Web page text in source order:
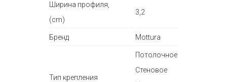
Ширина профиля,
(cm)
3,2
Бренд Mottura
Тип крепления
Потолочное
Стеновое